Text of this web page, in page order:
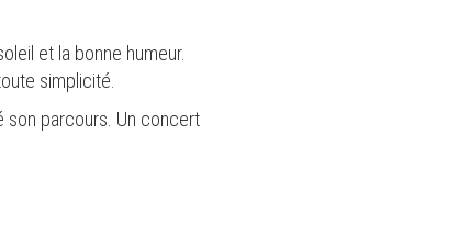
et la bonne humeur.
simplicité.
son parcours. Un concert